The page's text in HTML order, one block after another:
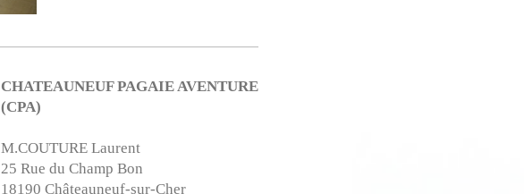
CHATEAUNEUF PAGAIE AVENTURE
(CPA)
M.COUTURE Laurent
25 Rue du Champ Bon
18190 Châteauneuf-sur-Cher